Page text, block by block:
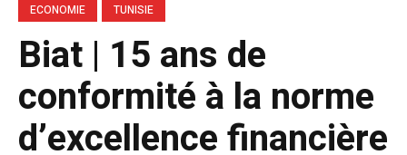
ECONOMIE TUNISIE
Biat | 15 ans de
conformité à la norme
d’excellence financière